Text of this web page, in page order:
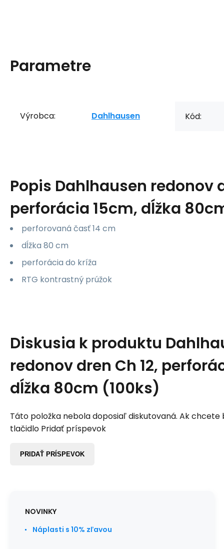
Parametre
Výrobca: Dahlhausen Kód:
Popis Dahlhausen redonov
perforácia 15cm, dĺžka
perforovaná časť 14 cm
dĺžka 80 cm
perforácia do kríža
RTG kontrastný prúžok
Diskusia k produktu
redonov dren Ch 12,
dĺžka 80cm (100ks)
Táto položka nebola doposiaľ diskutovaná. Ak chcete
tlačidlo Pridať príspevok
PRIDAŤ PRÍSPEVOK
NOVINKY
Náplasti s 10% zľavou